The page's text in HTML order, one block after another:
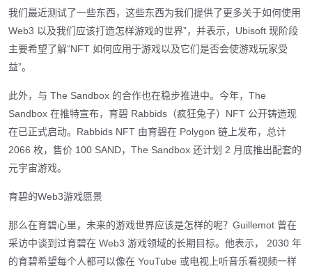
我们最近测试了一些东西，这些东西为我们提供了更多关于如何使用
Web3 以及我们应该打造怎样游戏的世界”，并表示，Ubisoft 现阶段
主要希望了解“NFT 如何应用于游戏以及它们是否会使游戏玩家受
益”。
此外，与 The Sandbox 的合作也在稳步推进中。今年，The
Sandbox 在推特宣布，育碧 Rabbids（疯狂兔子）NFT 公开铸造现
在已正式启动。Rabbids NFT 由育碧在 Polygon 链上发布，总计
2066 枚，售价 100 SAND，The Sandbox 还计划 2 月底推出配套的
元宇宙游戏。
育碧的Web3游戏愿景
那么在育碧心里，未来的游戏世界应该是怎样的呢？Guillemot 曾在
采访中谈到过育碧在 Web3 游戏领域的长期目标。他表示， 2030 年
的育碧希望每个人都可以像在 YouTube 或电视上听音乐看视频一样